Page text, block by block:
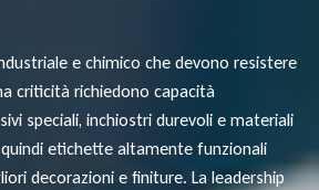
e chimico che devono resistere
criticità richiedono capacità
speciali, inchiostri durevoli e materiali
etichette altamente funzionali
decorazioni e finiture. La leadership